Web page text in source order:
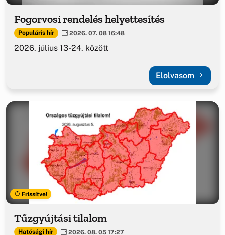
Fogorvosi rendelés helyettesítés
Populáris hír 2026. 07. 08 16:48
2026. július 13-24. között
Elolvasom
Frissítve!
Tűzgyújtási tilalom
Hatósági hír 2026. 08. 05 17:27